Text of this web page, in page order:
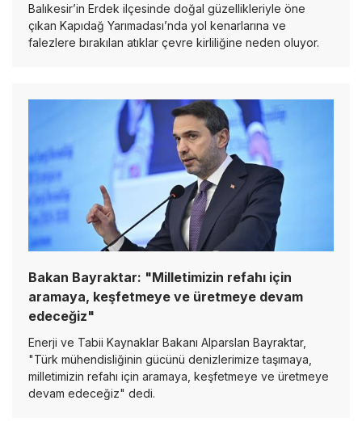
Balıkesir’in Erdek ilçesinde doğal güzellikleriyle öne
çıkan Kapıdağ Yarımadası’nda yol kenarlarına ve
falezlere bırakılan atıklar çevre kirliliğine neden oluyor.
Bakan Bayraktar: "Milletimizin refahı için
aramaya, keşfetmeye ve üretmeye devam
edeceğiz"
Enerji ve Tabii Kaynaklar Bakanı Alparslan Bayraktar,
"Türk mühendisliğinin gücünü denizlerimize taşımaya,
milletimizin refahı için aramaya, keşfetmeye ve üretmeye
devam edeceğiz" dedi.